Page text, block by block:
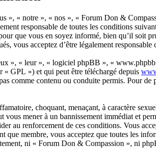
», « notre », « nos », « Forum Don &
responsable de toutes les conditions
que vous en soyez informé, bien qu’il soit
vous acceptez d’être légalement
», « leur », « logiciel phpBB », «
« GPL ») et qui peut être téléchargé depuis
comme contenu ou conduite permis. Pour
choquant, menaçant, à caractère
mener à un bannissement immédiat et
au renforcement de ces conditions. Vous
que membre, vous acceptez que toutes les
ni « Forum Don & Compassion », ni